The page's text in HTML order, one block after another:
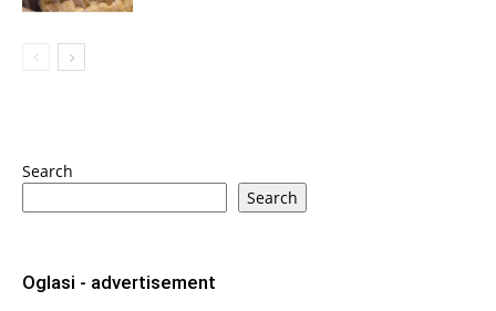
Search
Search
Oglasi - advertisement